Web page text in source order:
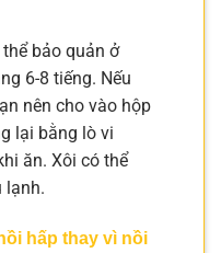
bảo quản ở
6-8 tiếng. Nếu
nên cho vào hộp
lại bằng lò vi
ăn. Xôi có thể
lạnh.
hấp thay vì nồi